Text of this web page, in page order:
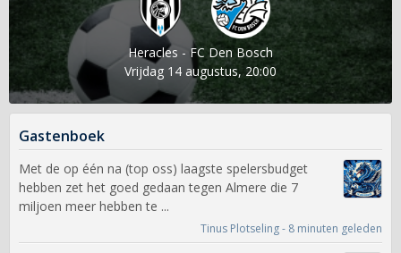
Heracles - FC Den Bosch
Vrijdag 14 augustus, 20:00
Gastenboek
Met de op één na (top oss) laagste spelersbudget
hebben zet het goed gedaan tegen Almere die 7
miljoen meer hebben te ...
Tinus Plotseling - 8 minuten geleden